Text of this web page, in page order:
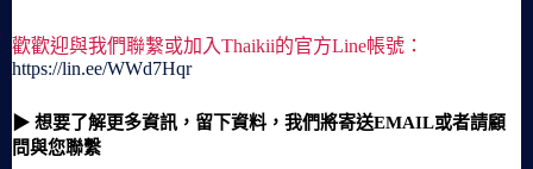
歡歡迎與我們聯繫或加入Thaikii的官方Line帳號：
https://lin.ee/WWd7Hqr
▶ 想要了解更多資訊，留下資料，我們將寄送EMAIL或者請顧
問與您聯繫